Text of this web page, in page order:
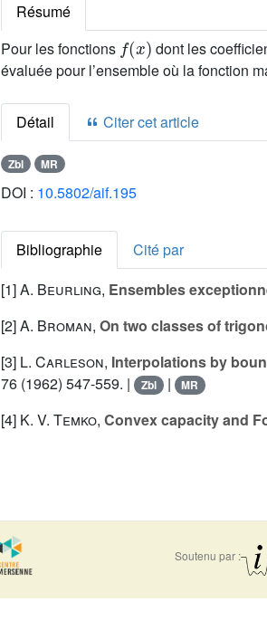
Résumé
Pour les fonctions
f(x)
dont les
évaluée pour l’ensemble où la fonction
Détail Citer cet article
Zbl MR
DOI : 10.5802/aif.195
Bibliographie
Cité par
[1]A. Beurling, Ensembles
[2]A. Broman, On two classes of
[3] L. Carleson, Interpolations by
76 (1962) 547-559. |
Zbl | MR
[4] K. V. Temko, Convex capacity and
Soutenu par :